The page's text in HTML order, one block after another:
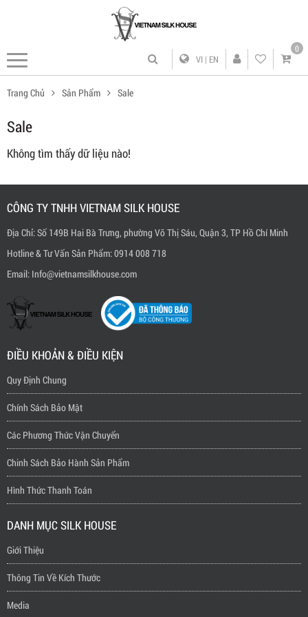
VI | EN
0
Trang Chủ Sản Phẩm Sale
Sale
Không tìm thấy dữ liệu nào!
CÔNG TY TNHH VIETNAM SILK HOUSE
Địa Chỉ: Số 149B Hai Bà Trưng, phường Võ Thị Sáu, Quận 3, TP Hồ Chí Minh
Hotline & Tư Vấn Sản Phẩm: 0914 008 718
Email: Info@vietnamsilkhouse.com
ĐIỀU KHOẢN & ĐIỀU KIỆN
Quy Định Chung
Chính Sách Bảo Mật
Các Phương Thức Vận Chuyển
Chinh Sách Bảo Hành Sản Phẩm
Hình Thức Thanh Toán
DANH MỤC SILK HOUSE
Giới Thiệu
Thông Tin Về Kích Thước
Media